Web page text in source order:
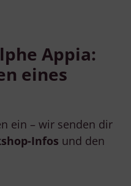
Appia:
eines
ein – wir senden dir
Infos und den